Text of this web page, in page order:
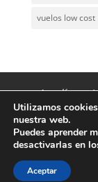
vuelos low cost
Aerolíneas
©
baratos
Utilizamos
nuestra web.
Puedes aprender
desactivarlas en
Aceptar